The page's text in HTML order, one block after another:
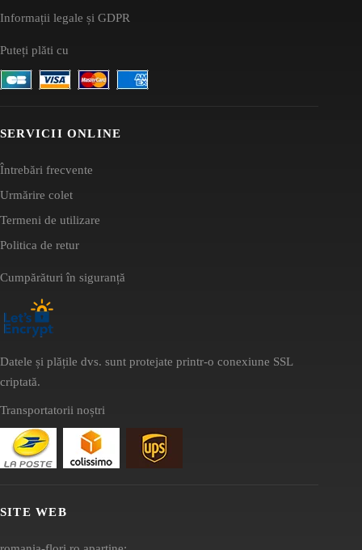
Informații legale și GDPR
Puteți plăti cu
SERVICII ONLINE
Întrebări frecvente
Urmărire colet
Termeni de utilizare
Politica de retur
Cumpărături în siguranță
Datele și plățile dvs. sunt protejate printr-o conexiune SSL
criptată.
Transportatorii noștri
SITE WEB